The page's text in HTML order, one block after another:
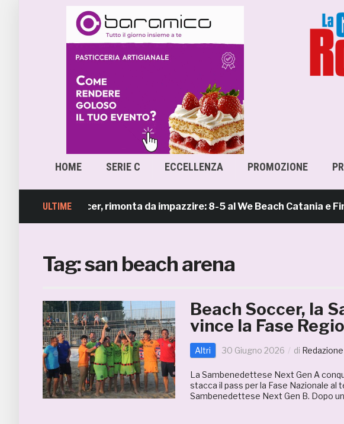
HOME SERIE C ECCELLENZA PROMOZIONE
ULTIME
Beach Soccer, rimonta da impazzire: 8-5 al We Beach Catania e Finale
Tag:san beach arena
Beach Soccer, la
vince la Fase
Altri 30 Giugno 2026 di
La Sambenedettese Next Gen A
stacca il pass per la Fase Nazionale
Sambenedettese Next Gen B. Dopo